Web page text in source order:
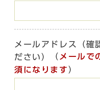
メールアドレス（確
ださい）
（ メールで
須になります ）